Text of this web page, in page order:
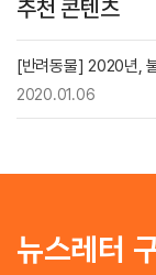
추천 콘텐츠
[반려동물] 2020년,
2020.01.06
뉴스레터